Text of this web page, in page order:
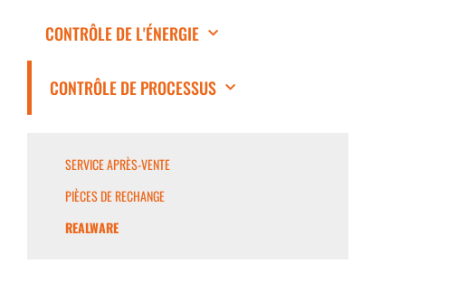
CONTRÔLE DE L'ÉNERGIE
CONTRÔLE DE PROCESSUS
SERVICE APRÈS-VENTE
PIÈCES DE RECHANGE
REALWARE